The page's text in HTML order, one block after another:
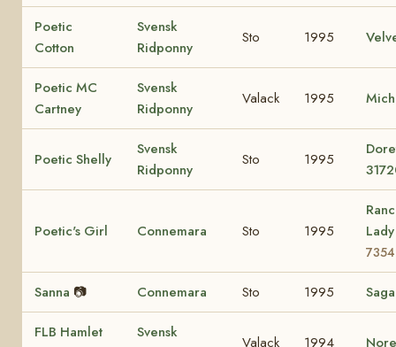
Poetic
Cotton
Svensk
Ridponny
Sto 1995
Poetic MC
Cartney
Svensk
Ridponny
Valack 1995
Poetic Shelly
Svensk
Ridponny
Sto 1995
Poetic's Girl Connemara Sto 1995
7354
Sanna 📷 Connemara Sto 1995
FLB Hamlet
Svensk
Valack 1994